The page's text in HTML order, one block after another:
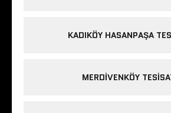
KADIKÖY HASANPAŞA
MERDIVENKÖY